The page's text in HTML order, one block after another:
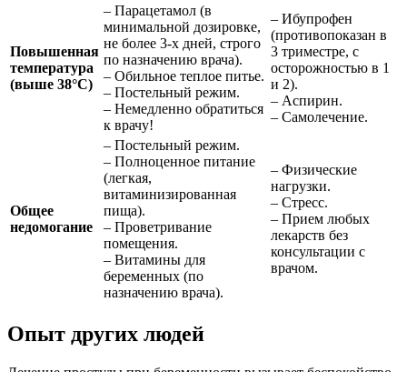
Повышенная
температура
(выше 38°C)
– Парацетамол (в
минимальной дозировке,
не более 3-х дней, строго
по назначению врача).
– Обильное теплое питье.
– Постельный режим.
– Немедленно обратиться
к врачу!
– Ибупрофен
(противопоказан в
3 триместре, с
осторожностью в 1
и 2).
– Аспирин.
– Самолечение.
Общее
недомогание
– Постельный режим.
– Полноценное питание
(легкая,
витаминизированная
пища).
– Проветривание
помещения.
– Витамины для
беременных (по
назначению врача).
– Физические
нагрузки.
– Стресс.
– Прием любых
лекарств без
консультации с
врачом.
Опыт других людей